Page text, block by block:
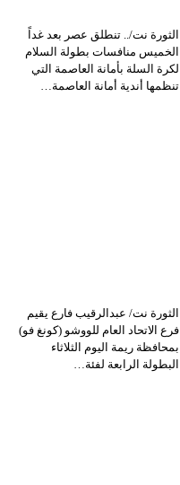
الثورة نت/.. تنطلق عصر بعد غداً
الخميس منافسات بطولة السلام
لكرة السلة بأمانة العاصمة التي
تنظمها أندية أمانة العاصمة…
الثورة نت/ عبدالرقيب فارع يقيم
فرع الاتحاد العام للووشو (كونغ فو)
بمحافظة ريمة اليوم الثلاثاء
البطولة الرابعة لفئة…